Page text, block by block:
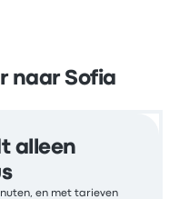
naar Sofia
alleen
en met tarieven